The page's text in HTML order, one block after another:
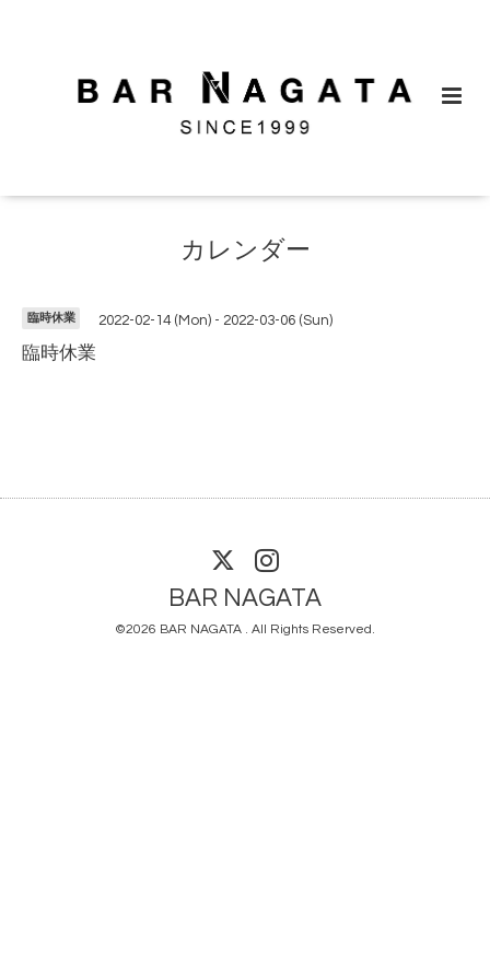
カレンダー
臨時休業 2022-02-14 (Mon) - 2022-03-06 (Sun)
臨時休業
BAR NAGATA
©2026 BAR NAGATA . All Rights Reserved.